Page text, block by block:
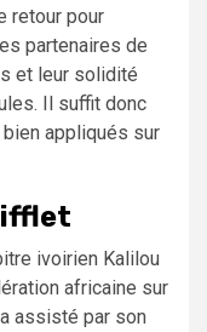
retour pour
partenaires de
et leur solidité
Il suffit donc
appliqués sur
ivoirien Kalilou
africaine sur
assisté par son